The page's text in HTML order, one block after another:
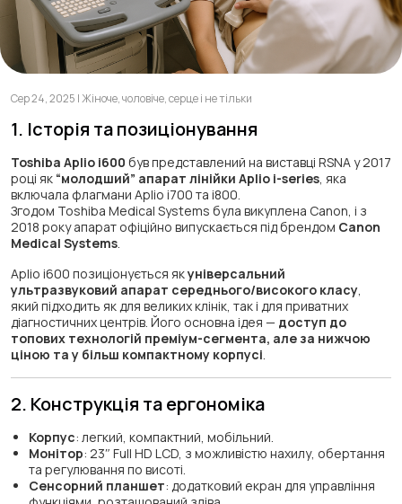
Сер 24, 2025 | Жіноче, чоловіче, серце і не тільки
1. Історія та позиціонування
Toshiba Aplio i600 був представлений на виставці RSNA у 2017
році як “молодший” апарат лінійки Aplio i-series , яка
включала флагмани Aplio i700 та i800.
Згодом Toshiba Medical Systems була викуплена Canon, і з
2018 року апарат офіційно випускається під брендом Canon
Medical Systems
Aplio i600 позиціонується якуніверсальний
ультразвуковий апарат середнього/високого класу
який підходить як для великих клінік, так і для приватних
діагностичних центрів. Його основна ідея — доступ до
топових технологій преміум-сегмента, але за нижчою
ціною та у більш компактному корпусі
2. Конструкція та ергономіка
Корпус: легкий, компактний, мобільний.
Монітор: 23″ Full HD LCD, з можливістю нахилу, обертання
та регулювання по висоті.
Сенсорний планшет: додатковий екран для управління